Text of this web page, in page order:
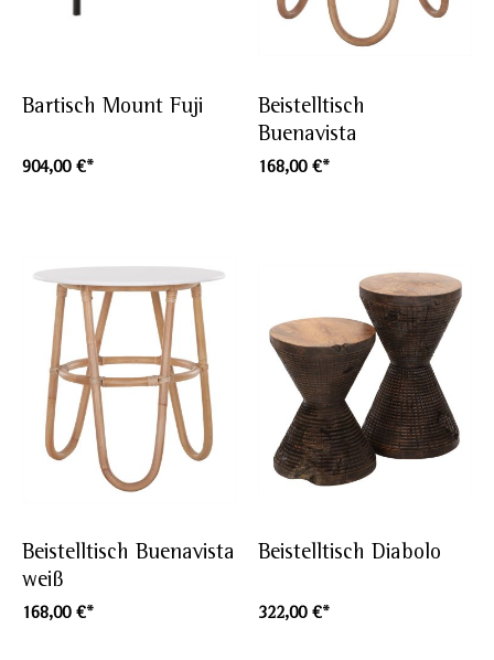
Bartisch Mount Fuji
904,00 €*
Beistelltisch
Buenavista
168,00 €*
Beistelltisch Buenavista
weiß
168,00 €*
Beistelltisch Diabolo
322,00 €*